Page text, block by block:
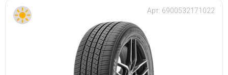
Арт: 6900532171022